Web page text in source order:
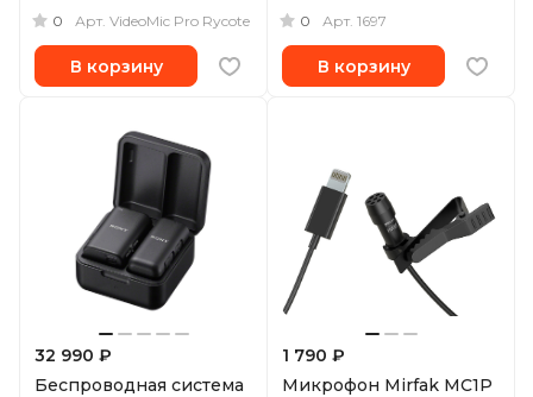
3.5 мм
0 Арт. VideoMic Pro Rycote
В корзину
0 Арт. 1697
В корзину
32 990 ₽
Беспроводная система
1 790 ₽
Микрофон Mirfak MC1P